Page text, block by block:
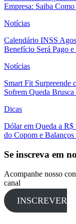
Empresa: Saiba
Notícias
Calendário INSS
Benefício Será Pago
Notícias
Smart Fit Surpreende
Sofrem Queda
Dicas
Dólar em Queda a R$
do Copom e Balanços
Se inscreva em
Acompanhe nosso
canal
INSCREVER